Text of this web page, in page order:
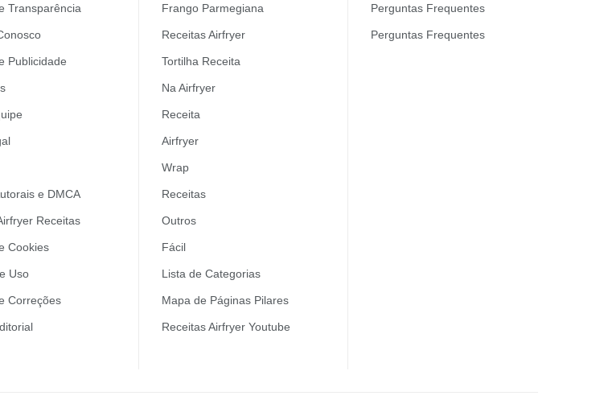
Transparência
Publicidade
e DMCA
Receitas
Cookies
Uso
Correções
Frango Parmegiana
Receitas Airfryer
Tortilha Receita
Na Airfryer
Receita
Airfryer
Wrap
Receitas
Outros
Fácil
Lista de Categorias
Mapa de Páginas Pilares
Receitas Airfryer Youtube
Perguntas Frequentes
Perguntas Frequentes